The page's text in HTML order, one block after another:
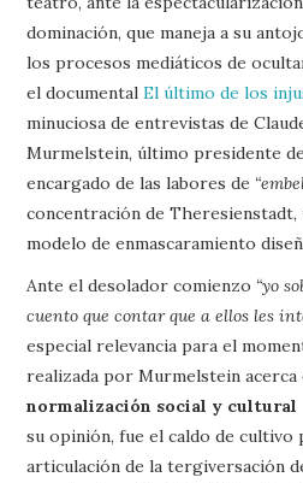
dominación, que maneja a su
los procesos mediáticos de
el documentalEl último de los
minuciosa de entrevistas de
Murmelstein, último presidente
encargado de las labores de
concentración de Theresienstadt,
modelo de enmascaramiento
Ante el desolador comienzo “yo
cuento que contar que a ellos les
especial relevancia para el
realizada por Murmelstein
normalización social y
su opinión, fue el caldo de cultivo
articulación de la tergiversación